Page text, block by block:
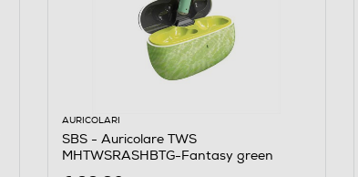
AURICOLARI
SBS - Auricolare TWS
MHTWSRASHBTG-Fantasy green